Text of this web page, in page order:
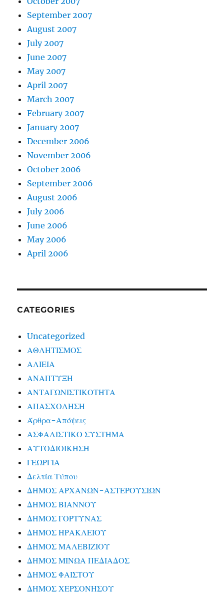
September 2007
August 2007
July 2007
June 2007
May 2007
April 2007
March 2007
February 2007
January 2007
December 2006
November 2006
October 2006
September 2006
August 2006
July 2006
June 2006
May 2006
April 2006
CATEGORIES
Uncategorized
ΑΘΛΗΤΙΣΜΟΣ
ΑΛΙΕΙΑ
ΑΝΑΠΤΥΞΗ
ΑΝΤΑΓΩΝΙΣΤΙΚΟΤΗΤΑ
ΑΠΑΣΧΟΛΗΣΗ
Άρθρα-Απόψεις
ΑΣΦΑΛΙΣΤΙΚΟ ΣΥΣΤΗΜΑ
ΑΥΤΟΔΙΟΙΚΗΣΗ
ΓΕΩΡΓΙΑ
Δελτία Τύπου
ΔΗΜΟΣ ΑΡΧΑΝΩΝ-ΑΣΤΕΡΟΥΣΙΩΝ
ΔΗΜΟΣ ΒΙΑΝΝΟΥ
ΔΗΜΟΣ ΓΟΡΤΥΝΑΣ
ΔΗΜΟΣ ΗΡΑΚΛΕΙΟΥ
ΔΗΜΟΣ ΜΑΛΕΒΙΖΙΟΥ
ΔΗΜΟΣ ΜΙΝΩΑ ΠΕΔΙΑΔΟΣ
ΔΗΜΟΣ ΦΑΙΣΤΟΥ
ΔΗΜΟΣ ΧΕΡΣΟΝΗΣΟΥ